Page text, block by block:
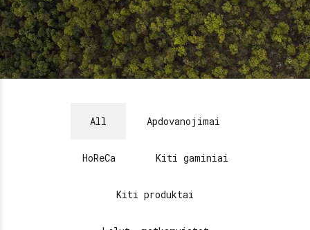
All Apdovanojimai
HoReCa Kiti gaminiai
Kiti produktai